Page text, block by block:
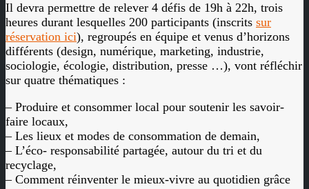
Il devra permettre de relever 4 défis de 19h à 22h, trois
heures durant lesquelles 200 participants (inscrits sur
réservation ici), regroupés en équipe et venus d’horizons
différents (design, numérique, marketing, industrie,
sociologie, écologie, distribution, presse …), vont réfléchir
sur quatre thématiques :
– Produire et consommer local pour soutenir les savoir-
faire locaux,
– Les lieux et modes de consommation de demain,
– L’éco- responsabilité partagée, autour du tri et du
recyclage,
– Comment réinventer le mieux-vivre au quotidien grâce